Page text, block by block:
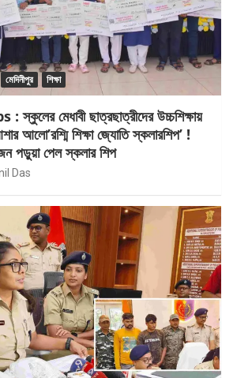
মেদিনীপুর শিক্ষা
মেধাবী ছাত্রছাত্রীদের উচ্চশিক্ষায়
আলো’রশ্মি শিক্ষা জ্যোতি স্কলারশিপ’ !
পড়ুয়া পেল স্কলার শিপ
Das